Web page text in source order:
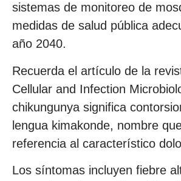
sistemas de monitoreo de
medidas de salud pública
año 2040.
Recuerda el artículo de la
Cellular and Infection
chikungunya significa
lengua kimakonde, nombre
referencia al característico
Los síntomas incluyen fiebre